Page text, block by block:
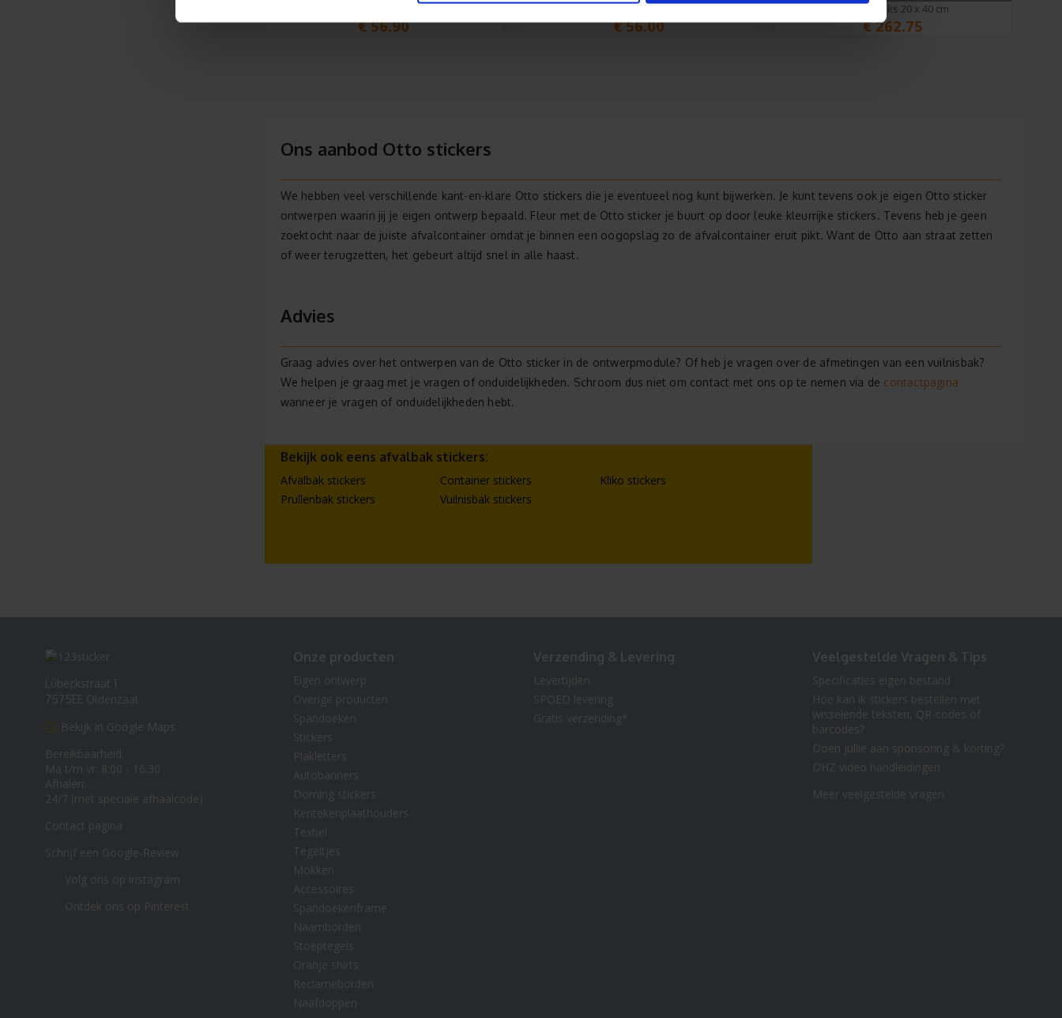
bijv. 1 stuks 55 x 70 cm
€56.90
bijv. 1 stuks 53 x 70 cm
€56.00
bijv. 50 stuks 20 x 40 cm
€262.75
Ons aanbod Otto stickers
We hebben veel verschillende kant-en-klare Otto stickers die je eventueel nog kunt bijwerken. Je kunt tevens ook je eigen Otto sticker
ontwerpen waarin jij je eigen ontwerp bepaald. Fleur met de Otto sticker je buurt op door leuke kleurrijke stickers. Tevens heb je geen
zoektocht naar de juiste afvalcontainer omdat je binnen een oogopslag zo de afvalcontainer eruit pikt. Want de Otto aan straat zetten
of weer terugzetten, het gebeurt altijd snel in alle haast.
Advies
Graag advies over het ontwerpen van de Otto sticker in de ontwerpmodule? Of heb je vragen over de afmetingen van een vuilnisbak?
We helpen je graag met je vragen of onduidelijkheden. Schroom dus niet om contact met ons op te nemen via de contactpagina
wanneer je vragen of onduidelijkheden hebt.
Bekijk ook eens afvalbak stickers:
Afvalbak stickers Container stickers
Kliko stickers
Prullenbak stickers
Vuilnisbak stickers
Lübeckstraat 1
7575EE Oldenzaal
Bekijk in Google Maps
Bereikbaarheid:
Ma t/m vr: 8:00 - 16:30
Afhalen:
24/7 (met speciale afhaalcode)
Contact pagina
Schrijf een Google-Review
Volg ons op instagram
Ontdek ons op Pinterest
Onze producten
Eigen ontwerp
Overige producten
Spandoeken
Stickers
Plakletters
Autobanners
Doming stickers
Kentekenplaathouders
Textiel
Tegeltjes
Mokken
Accessoires
Spandoekenframe
Naamborden
Stoeptegels
Oranje shirts
Reclameborden
Naafdoppen
Verzending & Levering
Levertijden
SPOED levering
Gratis verzending*
Veelgestelde Vragen & Tips
Specificaties eigen bestand
Hoe kan ik stickers bestellen met
wisselende teksten, QR-codes of
barcodes?
Doen jullie aan sponsoring & korting?
DHZ video handleidingen
Meer veelgestelde vragen